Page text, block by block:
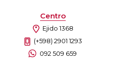
Centro
Ejido 1368
(+598) 2901 1293
092 509 659